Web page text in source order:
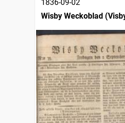
1836-09-02
Wisby Weckoblad